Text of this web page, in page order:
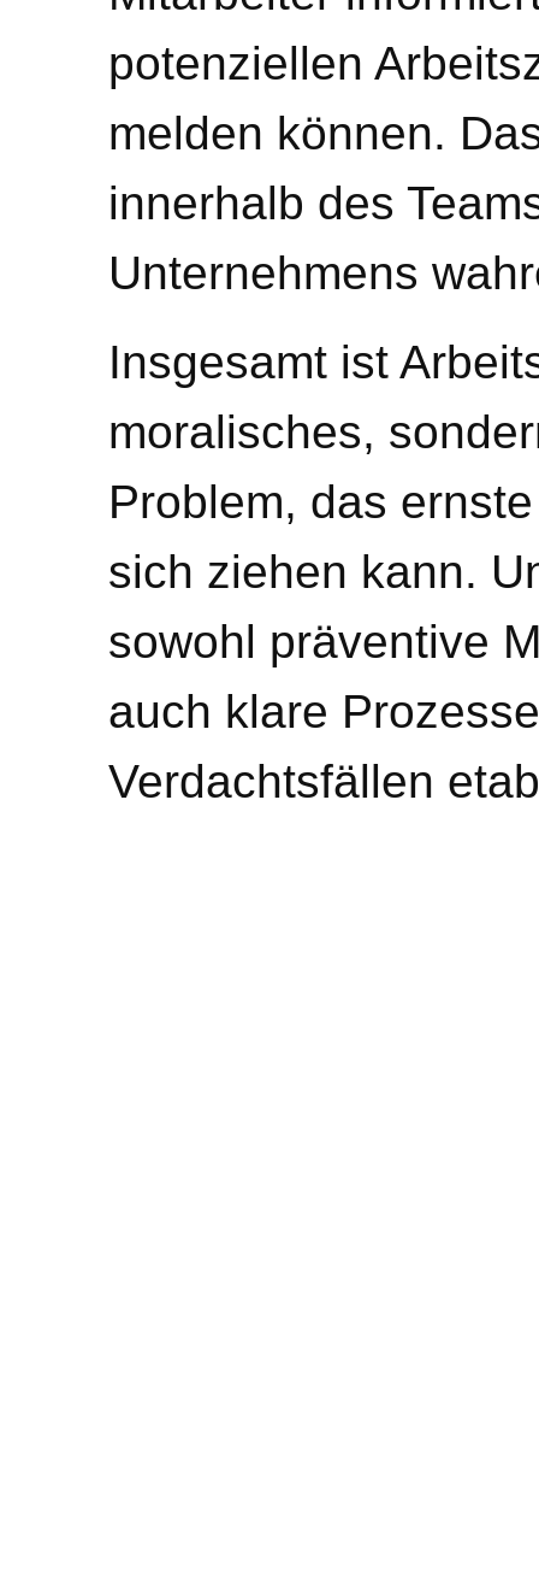
potenziellen
melden können.
innerhalb des
Unternehmens
Insgesamt ist
moralisches,
Problem, das
sich ziehen kann.
sowohl präventive
auch klare
Verdachtsfällen